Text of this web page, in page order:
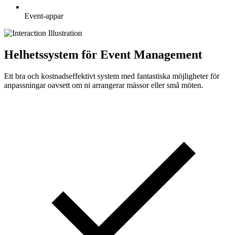
Event-appar
Helhetssystem för Event Management
Ett bra och kostnadseffektivt system med fantastiska möjligheter för
anpassningar oavsett om ni arrangerar mässor eller små möten.